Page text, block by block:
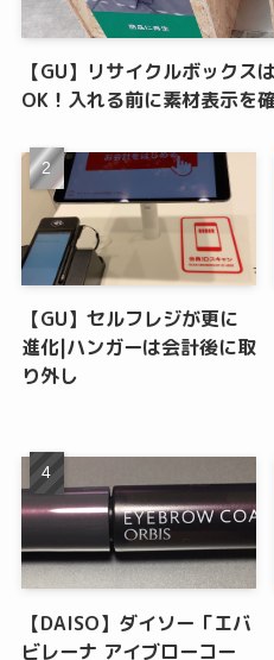
【GU】リサイクルボック
OK！入れる前に素材表示を
【GU】セルフレジが更に
進化|ハンガーは会計後に取
り外し
【DAISO】ダイソー「エバ
ビレーナ アイブローコー